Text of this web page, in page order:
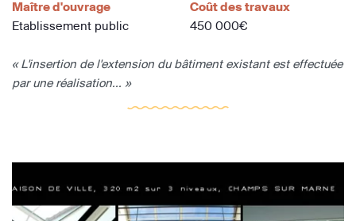
Maître d'ouvrage
Etablissement public
Coût des travaux
450 000€
« L'insertion de l'extension du bâtiment existant est effectuée
par une réalisation... »